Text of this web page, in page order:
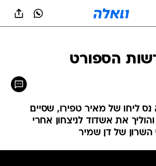
הספורט
35 לא נס ליחו של מאיר טפירו, שסיים
את אשדוד לניצחון אחרי
השרון של דן שמיר